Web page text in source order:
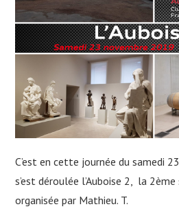
NEWSLETTER
C’est en cette journée du samedi
s’est déroulée l’Auboise 2, la 2ème
organisée par Mathieu. T.